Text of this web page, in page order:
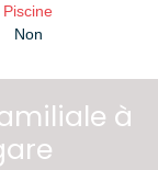
Piscine
Non
à